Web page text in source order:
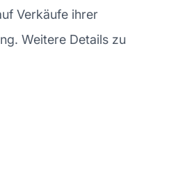
Verkäufe ihrer
Weitere Details zu